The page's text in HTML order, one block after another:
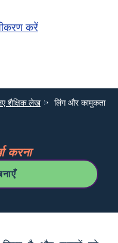
करें
शैक्षिक लेख लिंग और कामुकता
करना